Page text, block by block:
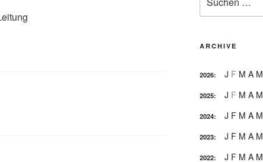
nach:
ARCHIVE
2026: J F M A M
2025: J F M A M
2024: J F M A M
2023: J F M A M
2022: J F M A M